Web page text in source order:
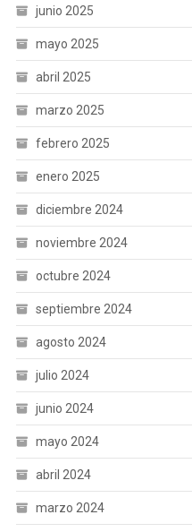
junio 2025
mayo 2025
abril 2025
marzo 2025
febrero 2025
enero 2025
diciembre 2024
noviembre 2024
octubre 2024
septiembre 2024
agosto 2024
julio 2024
junio 2024
mayo 2024
abril 2024
marzo 2024